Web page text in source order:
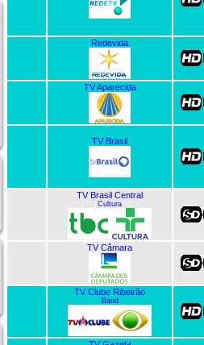
Redevida
TV Aparecida
TV Brasil
TV Brasil Central
Cultura
TV Câmara
TV Clube Ribeirão
Band